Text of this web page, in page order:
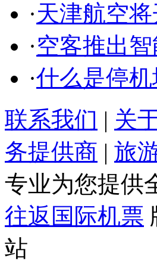
·天津航空
·空客推出
·什么是停机
联系我们 | 关
务提供商 | 旅
专业为您提供
往返国际机票
站